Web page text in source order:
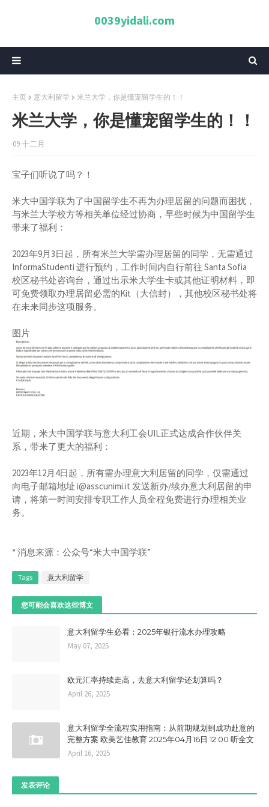
0039yidali.com
主页 意大利留学 米兰大学，你是懂宠留学生的！！
米兰大学，你是懂宠留学生的！！
09 十二月
宝子们听说了吗？！
米大中国学联为了中国留学生不再为办理居留的问题而困扰，
与米兰大学校方等相关单位经过协商，早些时候为中国留学生
带来了福利：
2023年9月3日起，所有米兰大学需办理居留的同学，无需通过
InformaStudenti 进行预约，工作时间内自行前往 Santa Sofia
校区秘书处咨询台，通过出示米大学生卡或其他证明材料，即
可免费领取办理居留必需的Kit（大信封），其他校区秘书处将
在未来同步这项服务。
图片
近期，米大中国学联与意大利工会UIL正式达成合作伙伴关
系，带来了更大的福利：
2023年12月4日起，所有需办理意大利居留的同学，仅需通过
向电子邮箱地址 i@asscunimi.it 发送新办/续办意大利居留的申
请，将第一时间安排专职工作人员全程免费进行办理相关业
务。
* 消息来源：公众号“米大中国学联”
Tags 意大利留学
您可能会喜欢这些博文
意大利留学生必看：2025年银行流水办理攻略
May 07, 2025
欧元汇率持续走高，去意大利留学还划算吗？
April 26, 2025
意大利留学全流程实用指南：从前期规划到成功赴意的
完整方案 欧美艺佳教育 2025年04月16日 12:00 听全文
April 16, 2025
发表评论